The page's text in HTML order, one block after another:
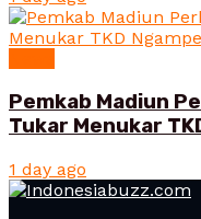
Pemkab Madiun
Tukar Menukar
1 day ago